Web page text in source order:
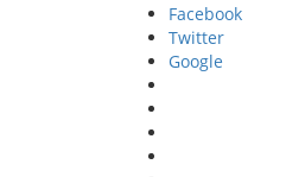
Facebook
Twitter
Google